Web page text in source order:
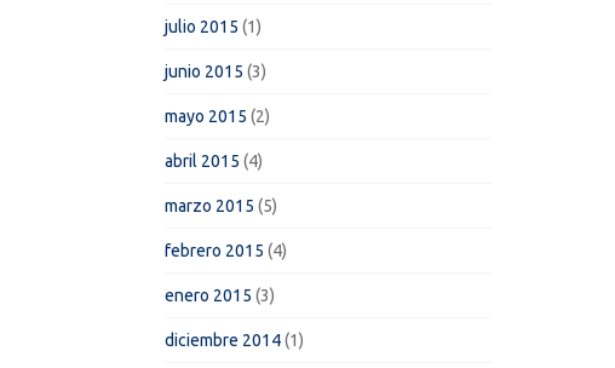
julio 2015 (1)
junio 2015 (3)
mayo 2015 (2)
abril 2015 (4)
marzo 2015 (5)
febrero 2015 (4)
enero 2015 (3)
diciembre 2014(1)